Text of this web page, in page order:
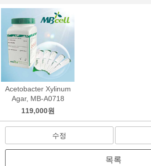
Acetobacter Xylinum
Agar, MB-A0718
119,000원
수정
목록